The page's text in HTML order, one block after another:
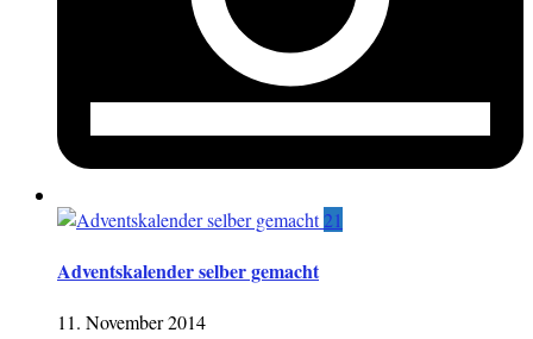
21
Adventskalender selber gemacht
11. November 2014